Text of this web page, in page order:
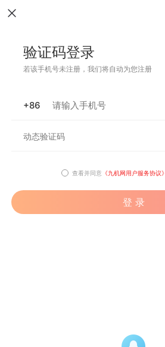
验证码登录
若该手机号未注册，我们将自动为您注册
+86
查看并同意 《九机网用户服务协议》
登 录